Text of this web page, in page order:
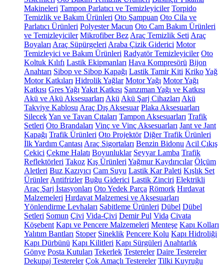
Makineleri Tampon Parlatıcı ve Temizleyiciler Torpido
Temizlik ve Bakım Ürünleri Oto Şampuan Oto Cila ve
Parlatıcı Ürünleri Polyester Macun Oto Cam Bakım Ürünleri
ve Temizleyiciler Mikrofiber Bez Araç Temizlik Seti Araç
Boyaları Araç Süpürgeleri Araba Çizik Giderici Motor
Temizleyici ve Bakım Ürünleri Radyatör Temizleyiciler Oto
Koltuk Kılıfı Lastik Ekipmanları Hava Kompresörü Bijon
Anahtarı Sibop ve Sibop Kapağı Lastik Tamir Kiti KrikoYağ
Motor Katkıları Hidrolik Yağlar Motor Yağı Motor Yağı
Katkısı Gres Yağı Yakıt Katkısı Şanzıman Yağı ve Katkısı
Akü ve Akü Aksesuarları Akü Akü Şarj Cihazları Akü
Takviye Kablosu Araç Dış Aksesuar Plaka Aksesuarları
SilecekYan ve Tavan Çıtaları Tampon Aksesuarları Trafik
Setleri Oto Brandaları Vinç ve Vinç Aksesuarları Jant ve Jant
Kapağı Trafik Ürünleri Oto Projektör Diğer Trafik Ürünleri
İlk Yardım Çantası Araç Sigortaları Benzin Bidonu Acil Çıkış
Çekici Çekme Halatı Boyunluklar Seyyar Lamba Trafik
Reflektörleri Takoz Kış Ürünleri Yağmur Kaydırıcılar Ölçüm
Aletleri Buz Kazıyıcı Cam Suyu Lastik Kar Paleti Kışlık Set
Ürünler Antifrizler Buğu Giderici Lastik Zinciri Elektrikli
Araç Şarj İstasyonları Oto Yedek Parça Römork Hırdavat
Malzemeleri Hırdavat Malzemesi ve Aksesuarları
Yönlendirme Levhaları Sabitleme Ürünleri Dübel Dübel
Setleri Somun Çivi Vida-Çivi Demir Pul Vida Civata
Köşebent Kapı ve Pencere Malzemeleri Menteşe Kapı Kolları
Yalıtım Bantları Stoper Sineklik Pencere Kolu Kapı Hidroliği
Kapı Dürbünü Kapı Kilitleri Kapı Sürgüleri Anahtarlık
Gönye Posta Kutuları Tekerlek Testereler Daire Testereler
Dekupaj Testereler Çok Amaçlı Testereler Tilki Kuyruğu